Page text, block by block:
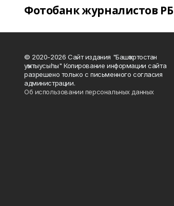
Фотобанк журналистов РБ
© 2020-2026 Сайт издания "Башҡортостан
уҡытыусыһы" Копирование информации сайта
разрешено только с письменного согласия
администрации.
Об использовании персональных данных